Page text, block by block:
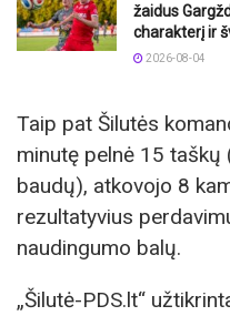
žaidus
charakterį ir
2026-08-04
Taip pat Šilutės
minutę pelnė 15
baudų), atkovojo 8
rezultatyvius
naudingumo balų.
„Šilutė-PDS.lt“